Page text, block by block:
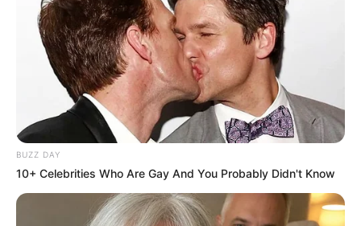
BUZZ DAY
10+ Celebrities Who Are Gay And You Probably Didn't Know